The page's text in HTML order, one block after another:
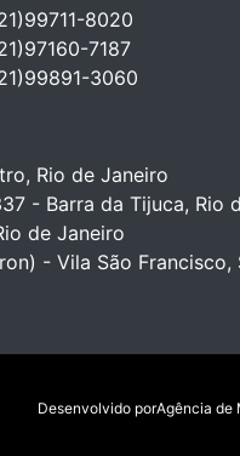
8020
7187
3060
Rio de Janeiro
- Barra da Tijuca, Rio
de Janeiro
- Vila São Francisco,
Desenvolvido porAgência de